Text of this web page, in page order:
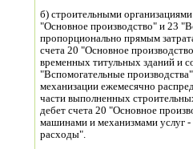
б) строительными
"Основное производство" и 23
пропорционально прямым
счета 20 "Основное
временных титульных зданий и
"Вспомогательные
механизации ежемесячно
части выполненных
дебет счета 20 "Основное
машинами и механизмами услуг
расходы".